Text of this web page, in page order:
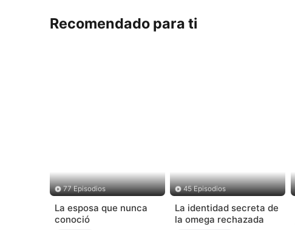
Recomendado para ti
77 Episodios
La esposa que nunca
conoció
45 Episodios
La identidad secreta de
la omega rechazada